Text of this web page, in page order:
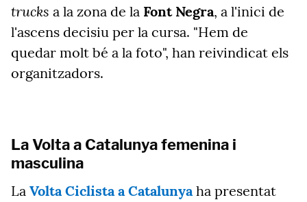
trucks a la zona de la Font Negra, a l'inici de
l'ascens decisiu per la cursa. "Hem de
quedar molt bé a la foto", han reivindicat els
organitzadors.
La Volta a Catalunya femenina i
masculina
La Volta Ciclista a Catalunyaha presentat